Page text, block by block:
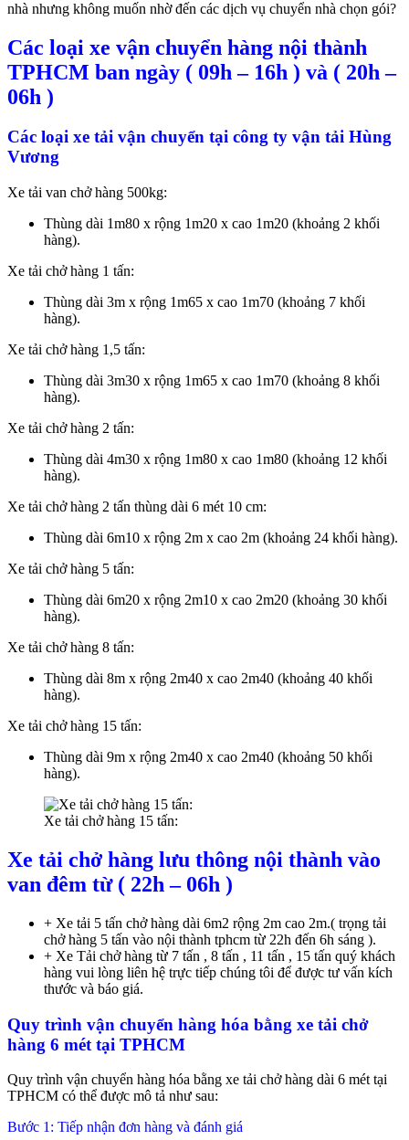
nhà nhưng không muốn nhờ đến các dịch vụ chuyển nhà chọn gói?
Các loại xe vận chuyển hàng nội thành
TPHCM ban ngày ( 09h – 16h ) và ( 20h –
06h )
Các loại xe tải vận chuyển tại công ty vận tải Hùng
Vương
Xe tải van chở hàng 500kg:
Thùng dài 1m80 x rộng 1m20 x cao 1m20 (khoảng 2 khối
hàng).
Xe tải chở hàng 1 tấn:
Thùng dài 3m x rộng 1m65 x cao 1m70 (khoảng 7 khối
hàng).
Xe tải chở hàng 1,5 tấn:
Thùng dài 3m30 x rộng 1m65 x cao 1m70 (khoảng 8 khối
hàng).
Xe tải chở hàng 2 tấn:
Thùng dài 4m30 x rộng 1m80 x cao 1m80 (khoảng 12 khối
hàng).
Xe tải chở hàng 2 tấn thùng dài 6 mét 10 cm:
Thùng dài 6m10 x rộng 2m x cao 2m (khoảng 24 khối hàng).
Xe tải chở hàng 5 tấn:
Thùng dài 6m20 x rộng 2m10 x cao 2m20 (khoảng 30 khối
hàng).
Xe tải chở hàng 8 tấn:
Thùng dài 8m x rộng 2m40 x cao 2m40 (khoảng 40 khối
hàng).
Xe tải chở hàng 15 tấn:
Thùng dài 9m x rộng 2m40 x cao 2m40 (khoảng 50 khối
hàng).
Xe tải chở hàng 15 tấn:
Xe tải chở hàng lưu thông nội thành vào
van đêm từ ( 22h – 06h )
+ Xe tải 5 tấn chở hàng dài 6m2 rộng 2m cao 2m.( trọng tải
chở hàng 5 tấn vào nội thành tphcm từ 22h đến 6h sáng ).
+ Xe Tải chở hàng từ 7 tấn , 8 tấn , 11 tấn , 15 tấn quý khách
hàng vui lòng liên hệ trực tiếp chúng tôi để được tư vấn kích
thước và báo giá.
Quy trình vận chuyển hàng hóa bằng xe tải chở
hàng 6 mét tại TPHCM
Quy trình vận chuyển hàng hóa bằng xe tải chở hàng dài 6 mét tại
TPHCM có thể được mô tả như sau:
Bước 1: Tiếp nhận đơn hàng và đánh giá